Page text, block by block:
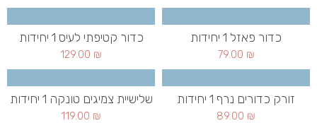
כדור פאזל 1 יחידות
79.00 ₪
כדור קטיפתי לעיס 1 יחידות
129.00 ₪
זורק כדורים נרף 1 יחידות
89.00 ₪
שלישיית צמיגים טונקה 1 יחידות
119.00 ₪